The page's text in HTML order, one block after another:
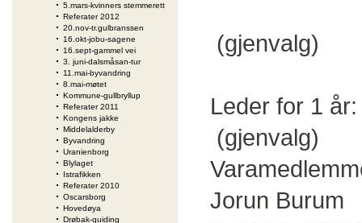
5.mars-kvinners stemmerett
Referater 2012
20.nov-tr.gulbranssen
16.okt-jobu-sagene
16.sept-gammel vei
3. juni-dalsmåsan-tur
11.mai-byvandring
8.mai-møtet
Kommune-gullbryllup
Referater 2011
Kongens jakke
Middelalderby
Byvandring
Uranienborg
Blylaget
Istrafikken
Referater 2010
Oscarsborg
Hovedøya
Drøbak-guiding
(gjenvalg)
Leder for
(gjenvalg)
Jorun